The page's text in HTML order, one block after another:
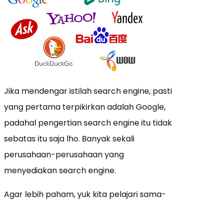
Jika mendengar istilah search engine, pasti
yang pertama terpikirkan adalah Google,
padahal pengertian search engine itu tidak
sebatas itu saja lho. Banyak sekali
perusahaan-perusahaan yang
menyediakan search engine.
Agar lebih paham, yuk kita pelajari sama-